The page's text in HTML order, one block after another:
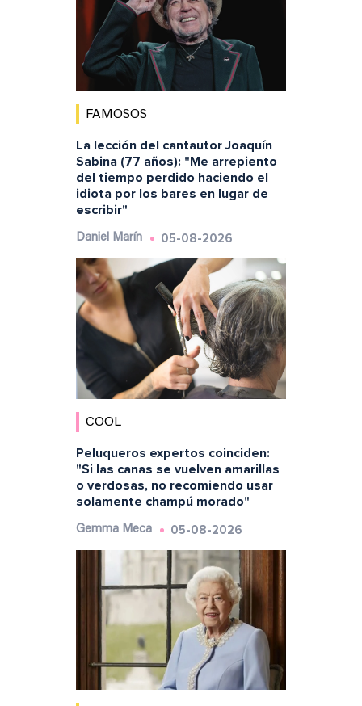
FAMOSOS
La lección del cantautor Joaquín
Sabina (77 años): "Me arrepiento
del tiempo perdido haciendo el
idiota por los bares en lugar de
escribir"
Daniel Marín 05-08-2026
COOL
Peluqueros expertos coinciden:
"Si las canas se vuelven amarillas
o verdosas, no recomiendo usar
solamente champú morado"
Gemma Meca 05-08-2026